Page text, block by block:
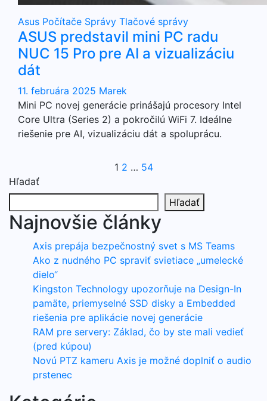
Asus Počítače Správy Tlačové správy
ASUS predstavil mini PC radu
NUC 15 Pro pre AI a vizualizáciu
dát
11. februára 2025 Marek
Mini PC novej generácie prinášajú procesory Intel
Core Ultra (Series 2) a pokročilú WiFi 7. Ideálne
riešenie pre AI, vizualizáciu dát a spoluprácu.
Stránkovanie
príspevkov
1 2 … 54
Hľadať
Hľadať
Najnovšie články
Axis prepája bezpečnostný svet s MS Teams
Ako z nudného PC spraviť svietiace „umelecké
dielo“
Kingston Technology upozorňuje na Design-In
pamäte, priemyselné SSD disky a Embedded
riešenia pre aplikácie novej generácie
RAM pre servery: Základ, čo by ste mali vedieť
(pred kúpou)
Novú PTZ kameru Axis je možné doplniť o audio
prstenec